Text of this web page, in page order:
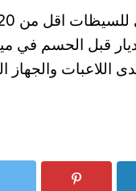
قبل الحسم في
اللاعبات والجهاز